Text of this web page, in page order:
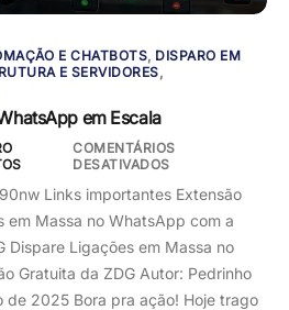
E CHATBOTS, DISPARO EM
E SERVIDORES ,
em Escala
COMENTÁRIOS
DESATIVADOS
Links importantes Extensão
em Massa no WhatsApp com a
Dispare Ligações em Massa no
Gratuita da ZDG Autor: Pedrinho
de 2025 Bora pra ação! Hoje trago